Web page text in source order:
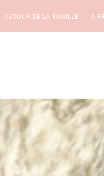
AUTOUR DE LA FAMILLE A